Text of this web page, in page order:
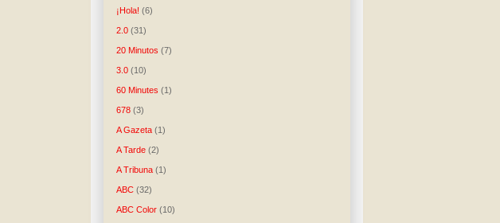
¡Hola! (6)
2.0 (31)
20 Minutos (7)
3.0 (10)
60 Minutes (1)
678 (3)
A Gazeta (1)
A Tarde (2)
A Tribuna (1)
ABC (32)
ABC Color (10)